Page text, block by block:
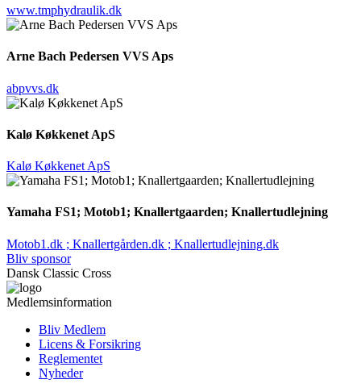
www.tmphydraulik.dk
Arne Bach Pedersen VVS Aps
abpvvs.dk
Kalø Køkkenet ApS
Kalø Køkkenet ApS
Yamaha FS1; Motob1; Knallertgaarden; Knallertudlejning
Motob1.dk ; Knallertgården.dk ; Knallertudlejning.dk
Bliv sponsor
Dansk Classic Cross
Medlemsinformation
Bliv Medlem
Licens & Forsikring
Reglementet
Nyheder